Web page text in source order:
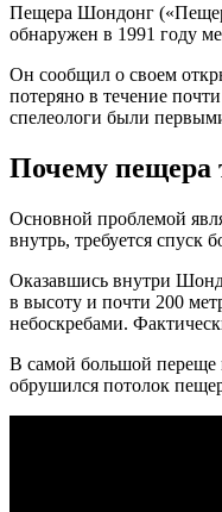
Пещера Шондонг
обнаружен в 1991 году
Он сообщил о своем
потеряно в течение
спелеологи были
Почему пещера
Основной проблемой
внутрь, требуется спуск
Оказавшись внутри
в высоту и почти 200
небоскребами.
В самой большой переще
обрушился потолок